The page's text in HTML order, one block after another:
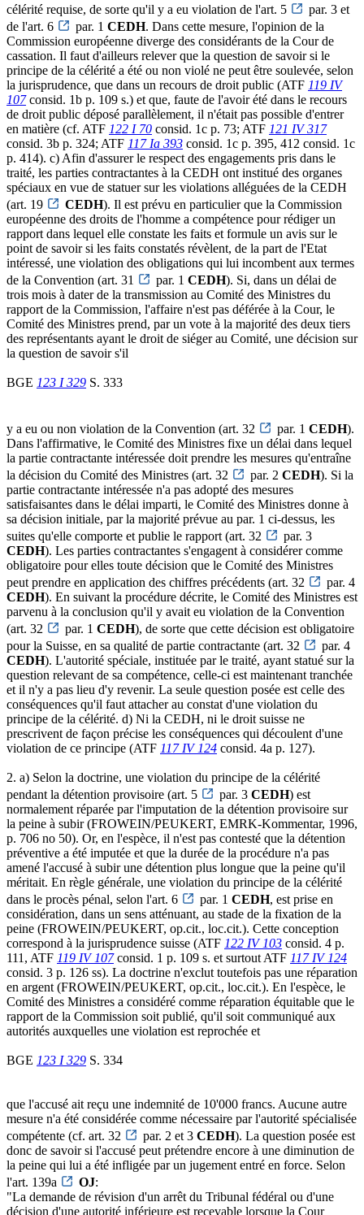
célérité requise, de sorte qu'il y a eu violation de l'art. 5
par. 3 et
de l'art. 6
par. 1 CEDH. Dans cette mesure, l'opinion de la
Commission européenne diverge des considérants de la Cour de
cassation. Il faut d'ailleurs relever que la question de savoir si le
principe de la célérité a été ou non violé ne peut être soulevée, selon
la jurisprudence, que dans un recours de droit public (ATF 119 IV
107consid. 1b p. 109 s.) et que, faute de l'avoir été dans le recours
de droit public déposé parallèlement, il n'était pas possible d'entrer
en matière (cf. ATF 122 I 70 consid. 1c p. 73; ATF 121 IV 317
consid. 3b p. 324; ATF 117 Ia 393 consid. 1c p. 395, 412 consid. 1c
p. 414). c) Afin d'assurer le respect des engagements pris dans le
traité, les parties contractantes à la CEDH ont institué des organes
spéciaux en vue de statuer sur les violations alléguées de la CEDH
(art. 19
CEDH). Il est prévu en particulier que la Commission
européenne des droits de l'homme a compétence pour rédiger un
rapport dans lequel elle constate les faits et formule un avis sur le
point de savoir si les faits constatés révèlent, de la part de l'Etat
intéressé, une violation des obligations qui lui incombent aux termes
de la Convention (art. 31
par. 1 CEDH). Si, dans un délai de
trois mois à dater de la transmission au Comité des Ministres du
rapport de la Commission, l'affaire n'est pas déférée à la Cour, le
Comité des Ministres prend, par un vote à la majorité des deux tiers
des représentants ayant le droit de siéger au Comité, une décision sur
la question de savoir s'il
BGE 123 I 329 S. 333
y a eu ou non violation de la Convention (art. 32 par. 1 CEDH).
Dans l'affirmative, le Comité des Ministres fixe un délai dans lequel
la partie contractante intéressée doit prendre les mesures qu'entraîne
la décision du Comité des Ministres (art. 32
par. 2 CEDH). Si la
partie contractante intéressée n'a pas adopté des mesures
satisfaisantes dans le délai imparti, le Comité des Ministres donne à
sa décision initiale, par la majorité prévue au par. 1 ci-dessus, les
suites qu'elle comporte et publie le rapport (art. 32
par. 3
CEDH). Les parties contractantes s'engagent à considérer comme
obligatoire pour elles toute décision que le Comité des Ministres
peut prendre en application des chiffres précédents (art. 32
par. 4
CEDH). En suivant la procédure décrite, le Comité des Ministres est
parvenu à la conclusion qu'il y avait eu violation de la Convention
(art. 32
par. 1 CEDH), de sorte que cette décision est obligatoire
pour la Suisse, en sa qualité de partie contractante (art. 32
par. 4
CEDH). L'autorité spéciale, instituée par le traité, ayant statué sur la
question relevant de sa compétence, celle-ci est maintenant tranchée
et il n'y a pas lieu d'y revenir. La seule question posée est celle des
conséquences qu'il faut attacher au constat d'une violation du
principe de la célérité. d) Ni la CEDH, ni le droit suisse ne
prescrivent de façon précise les conséquences qui découlent d'une
violation de ce principe (ATF 117 IV 124 consid. 4a p. 127).
2. a) Selon la doctrine, une violation du principe de la célérité
pendant la détention provisoire (art. 5
par. 3 CEDH) est
normalement réparée par l'imputation de la détention provisoire sur
la peine à subir (FROWEIN/PEUKERT, EMRK-Kommentar, 1996,
p. 706 no 50). Or, en l'espèce, il n'est pas contesté que la détention
préventive a été imputée et que la durée de la procédure n'a pas
amené l'accusé à subir une détention plus longue que la peine qu'il
méritait. En règle générale, une violation du principe de la célérité
dans le procès pénal, selon l'art. 6
par. 1 CEDH, est prise en
considération, dans un sens atténuant, au stade de la fixation de la
peine (FROWEIN/PEUKERT, op.cit., loc.cit.). Cette conception
correspond à la jurisprudence suisse (ATF 122 IV 103 consid. 4 p.
111, ATF 119 IV 107consid. 1 p. 109 s. et surtout ATF 117 IV 124
consid. 3 p. 126 ss). La doctrine n'exclut toutefois pas une réparation
en argent (FROWEIN/PEUKERT, op.cit., loc.cit.). En l'espèce, le
Comité des Ministres a considéré comme réparation équitable que le
rapport de la Commission soit publié, qu'il soit communiqué aux
autorités auxquelles une violation est reprochée et
BGE 123 I 329 S. 334
que l'accusé ait reçu une indemnité de 10'000 francs. Aucune autre
mesure n'a été considérée comme nécessaire par l'autorité spécialisée
compétente (cf. art. 32
par. 2 et 3 CEDH). La question posée est
donc de savoir si l'accusé peut prétendre encore à une diminution de
la peine qui lui a été infligée par un jugement entré en force. Selon
l'art. 139a
OJ:
"La demande de révision d'un arrêt du Tribunal fédéral ou d'une
décision d'une autorité inférieure est recevable lorsque la Cour